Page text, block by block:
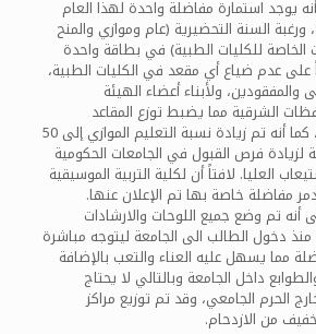
يوجد استمارة مفاضلة واحدة لهذا العام
السنة التحضيرية (عام وموازي والمنح
للكليات الطبية) في بطاقة واحدة
على عدم ضياع أي مقعد في الكليات الطبية،
ولأبناء أعضاء الهيئة
الشرقية مما يضبط توزع المقاعد
الجامعية ويمنع هدرها، كما أنه تم زيادة نسبة التعليم الموازي إلى 50
بدلاً من 40 بالمئة لزيادة فرص القبول في الجامعات الحكومية
العليا. لافتاً أن لكلية التربية الموسيقية
مفاضلة خاصة ‏بها تم الإعلان عنها.
أنه تم وضع جميع اللوحات والارشادات
منذ ‏دخول الطالب الى الجامعة ليتوجه مباشرة
‏مما يسهل عليه العناء والتعب بالإضافة
‏داخل الجامعة وبالتالي لا يحتاج
الحرم الجامعي، وقد تم توزيع مراكز
من الازدحام.